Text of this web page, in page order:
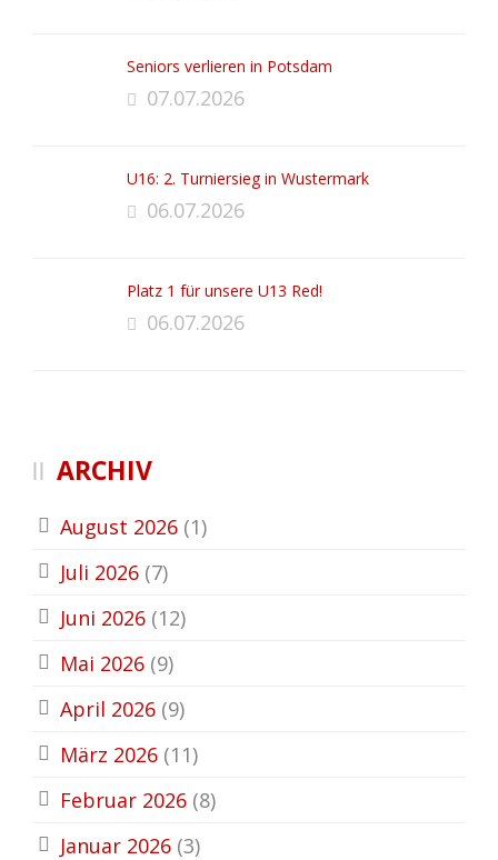
Seniors verlieren in Potsdam
07.07.2026
U16: 2. Turniersieg in Wustermark
06.07.2026
Platz 1 für unsere U13 Red!
06.07.2026
ARCHIV
August 2026 (1)
Juli 2026 (7)
Juni 2026 (12)
Mai 2026 (9)
April 2026 (9)
März 2026 (11)
Februar 2026 (8)
Januar 2026 (3)